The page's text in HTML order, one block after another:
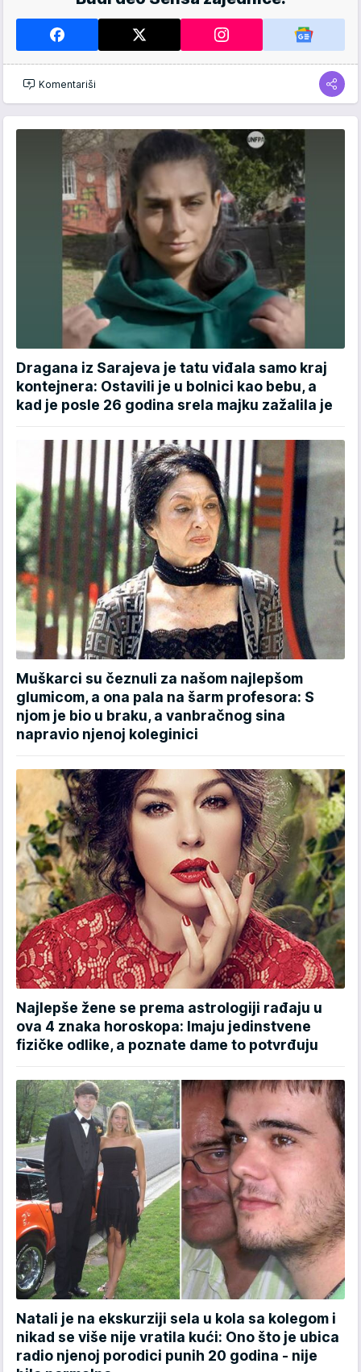
Komentariši
Dragana iz Sarajeva je tatu viđala samo kraj
kontejnera: Ostavili je u bolnici kao bebu, a
kad je posle 26 godina srela majku zažalila je
Muškarci su čeznuli za našom najlepšom
glumicom, a ona pala na šarm profesora: S
njom je bio u braku, a vanbračnog sina
napravio njenoj koleginici
Najlepše žene se prema astrologiji rađaju u
ova 4 znaka horoskopa: Imaju jedinstvene
fizičke odlike, a poznate dame to potvrđuju
Natali je na ekskurziji sela u kola sa kolegom i
nikad se više nije vratila kući: Ono što je ubica
radio njenoj porodici punih 20 godina - nije